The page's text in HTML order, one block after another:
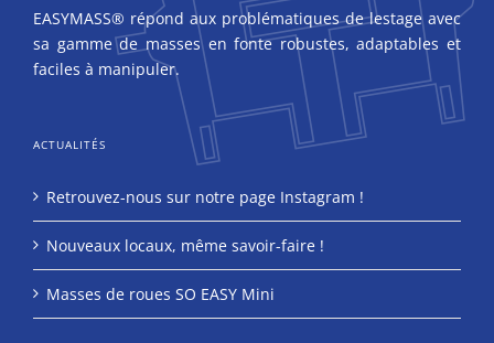
EASYMASS® répond aux problématiques de lestage avec
sa gamme de masses en fonte robustes, adaptables et
faciles à manipuler.
ACTUALITÉS
Retrouvez-nous sur notre page Instagram !
Nouveaux locaux, même savoir-faire !
Masses de roues SO EASY Mini